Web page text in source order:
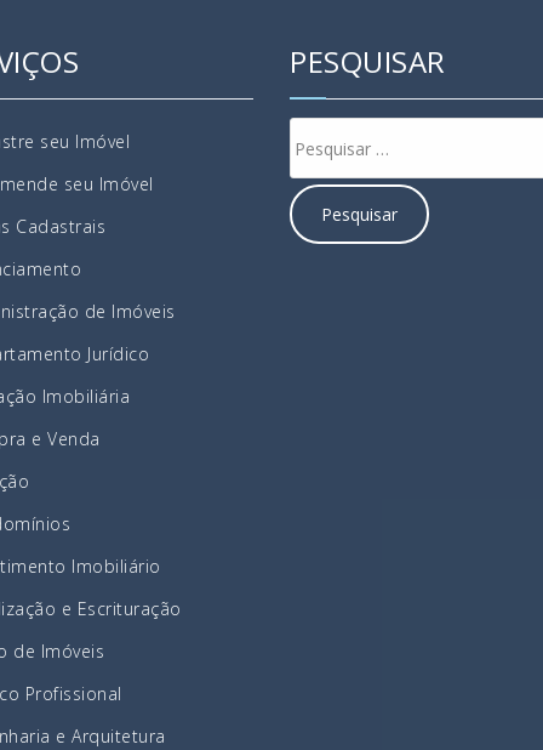
seu Imóvel
seu Imóvel
Cadastrais
de Imóveis
Jurídico
Imobiliária
e Venda
Imobiliário
e Escrituração
de Imóveis
Profissional
e Arquitetura
PESQUISAR